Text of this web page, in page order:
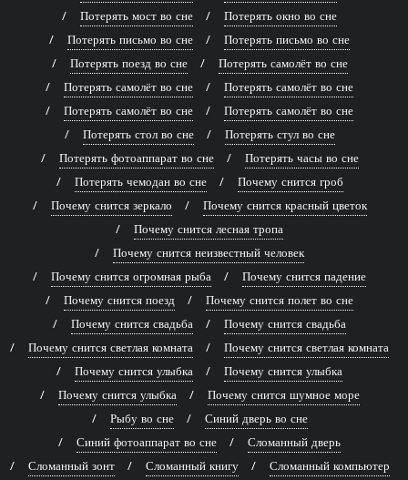
Потерять мост во сне
Потерять окно во сне
Потерять письмо во сне
Потерять письмо во сне
Потерять поезд во сне
Потерять самолёт во сне
Потерять самолёт во сне
Потерять самолёт во сне
Потерять самолёт во сне
Потерять самолёт во сне
Потерять стол во сне
Потерять стул во сне
Потерять фотоаппарат во сне
Потерять часы во сне
Потерять чемодан во сне
Почему снится гроб
Почему снится зеркало
Почему снится красный цветок
Почему снится лесная тропа
Почему снится неизвестный человек
Почему снится огромная рыба
Почему снится падение
Почему снится поезд
Почему снится полет во сне
Почему снится свадьба
Почему снится свадьба
Почему снится светлая комната
Почему снится светлая комната
Почему снится улыбка
Почему снится улыбка
Почему снится улыбка
Почему снится шумное море
Рыбу во сне
Синий дверь во сне
Синий фотоаппарат во сне
Сломанный дверь
Сломанный зонт
Сломанный книгу
Сломанный компьютер